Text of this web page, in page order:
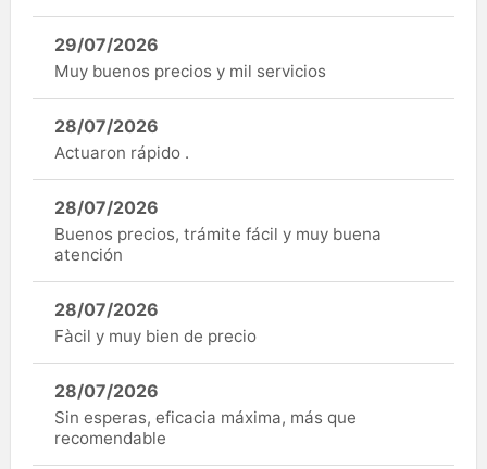
29/07/2026
Muy buenos precios y mil servicios
28/07/2026
Actuaron rápido .
28/07/2026
Buenos precios, trámite fácil y muy buena
atención
28/07/2026
Fàcil y muy bien de precio
28/07/2026
Sin esperas, eficacia máxima, más que
recomendable